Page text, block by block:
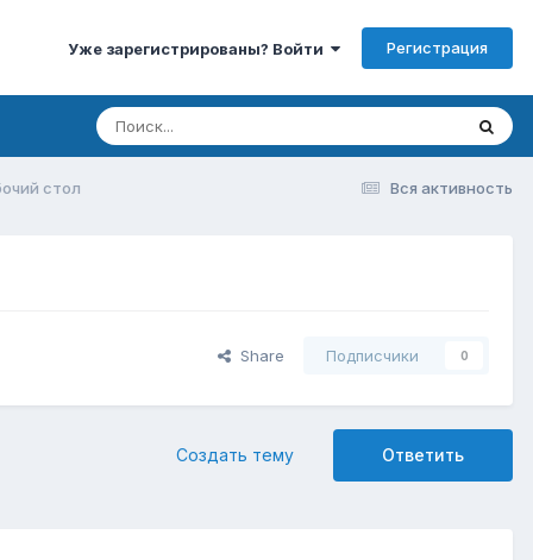
Уже зарегистрированы? Войти Регистрация
Вся активность
стол
Share Подписчики 0
Ответить
Создать тему